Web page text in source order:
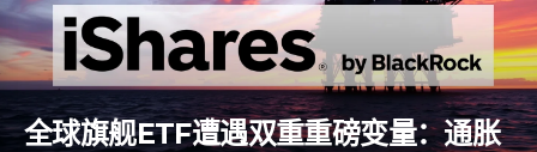
全球旗舰ETF遭遇双重重磅变量：通胀